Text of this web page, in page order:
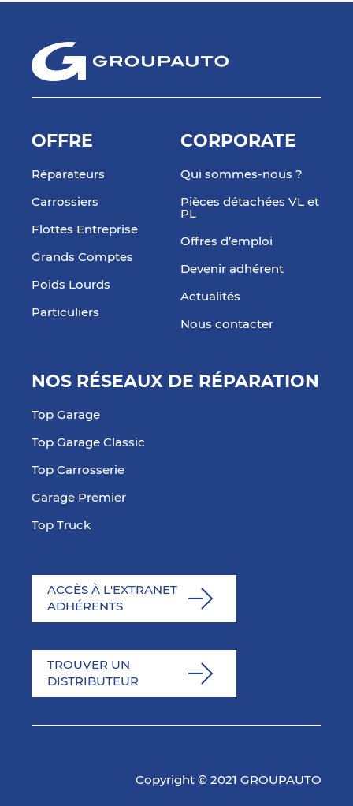
OFFRE
Réparateurs
Carrossiers
Flottes Entreprise
Grands Comptes
Poids Lourds
Particuliers
CORPORATE
Qui sommes-nous ?
Pièces détachées VL et
PL
Offres d’emploi
Devenir adhérent
Actualités
Nous contacter
NOS RÉSEAUX DE RÉPARATION
Top Garage
Top Garage Classic
Top Carrosserie
Garage Premier
Top Truck
ACCÈS À L'EXTRANET
ADHÉRENTS
TROUVER UN
DISTRIBUTEUR
Copyright © 2021 GROUPAUTO